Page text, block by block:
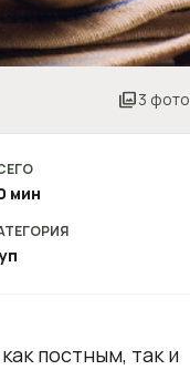
photo_library3 фото
мин
постным, так и